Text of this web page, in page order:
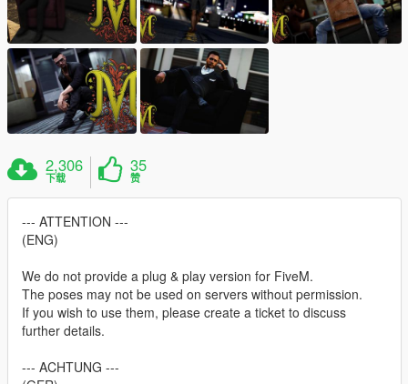
2,306
下载
35
赞
--- ATTENTION ---
(ENG)
We do not provide a plug & play version for FiveM.
The poses may not be used on servers without permission.
If you wish to use them, please create a ticket to discuss
further details.
--- ACHTUNG ---